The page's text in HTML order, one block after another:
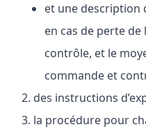
et une description
en cas de perte
contrôle, et le
commande et
des instructions
la procédure pour